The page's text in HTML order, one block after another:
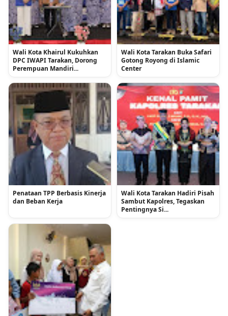
Wali Kota Khairul Kukuhkan
DPC IWAPI Tarakan, Dorong
Perempuan Mandiri...
Wali Kota Tarakan Buka Safari
Gotong Royong di Islamic
Center
Penataan TPP Berbasis Kinerja
dan Beban Kerja
Wali Kota Tarakan Hadiri Pisah
Sambut Kapolres, Tegaskan
Pentingnya Si...